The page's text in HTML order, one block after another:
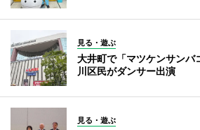
見る・遊ぶ
大井町で「マツケンサン
川区民がダンサー出演
見る・遊ぶ